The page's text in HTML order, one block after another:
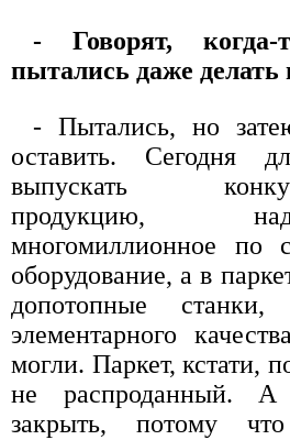
- Говорят, когда-
пытались даже делать
- Пытались, но
оставить. Сегодня
выпускать
продукцию,
многомиллионное по
оборудование, а в
допотопные
элементарного
могли. Паркет, кстати,
не распроданный.
закрыть, потому